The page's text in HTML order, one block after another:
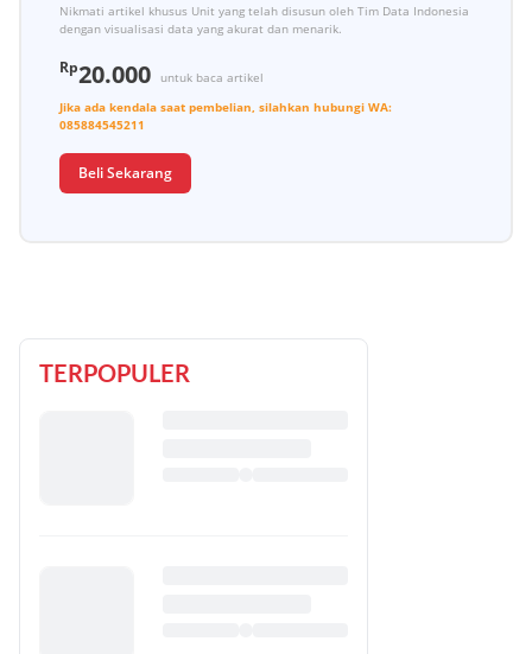
Nikmati artikel khusus Unit yang telah disusun oleh Tim Data Indonesia
dengan visualisasi data yang akurat dan menarik.
Rp20.000
untuk baca artikel
Jika ada kendala saat pembelian, silahkan hubungi WA:
085884545211
Beli Sekarang
TERPOPULER